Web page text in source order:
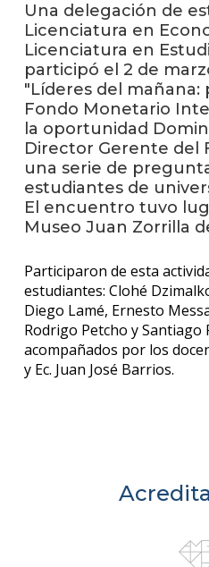
Una delegación de
Licenciatura en
Licenciatura en
participó el 2 de
"Líderes del mañana:
Fondo Monetario
la oportunidad
Director Gerente del
una serie de
estudiantes de
El encuentro tuvo
Museo Juan Zorrilla
Participaron de esta
estudiantes: Clohé
Diego Lamé, Ernesto
Rodrigo Petcho y Santiago
acompañados por los
y Ec. Juan José Barrios.